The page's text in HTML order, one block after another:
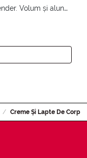
Rimelul de la Pupa, în versiunea Extender. Volum și alungire 3D. Gene amplificate și ridicate la infinit.
Creme Și Lapte De Corp